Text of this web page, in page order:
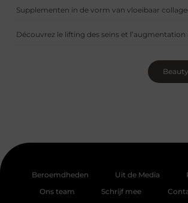
Supplementen in de vorm van vloeibaar
Découvrez le lifting des seins et
Beroemdheden Uit de Media
Ons team
Schrijf mee